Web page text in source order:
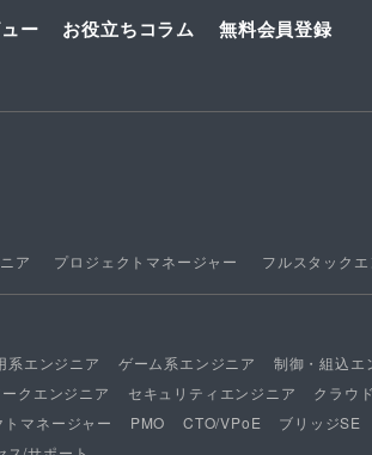
ー お役立ちコラム 無料会員登録
ア プロジェクトマネージャー フルスタック
系エンジニア ゲーム系エンジニア
制御・組込エ
クエンジニア セキュリティエンジニア
クラウ
トマネージャー PMO CTO/VPoE
ブリッジSE